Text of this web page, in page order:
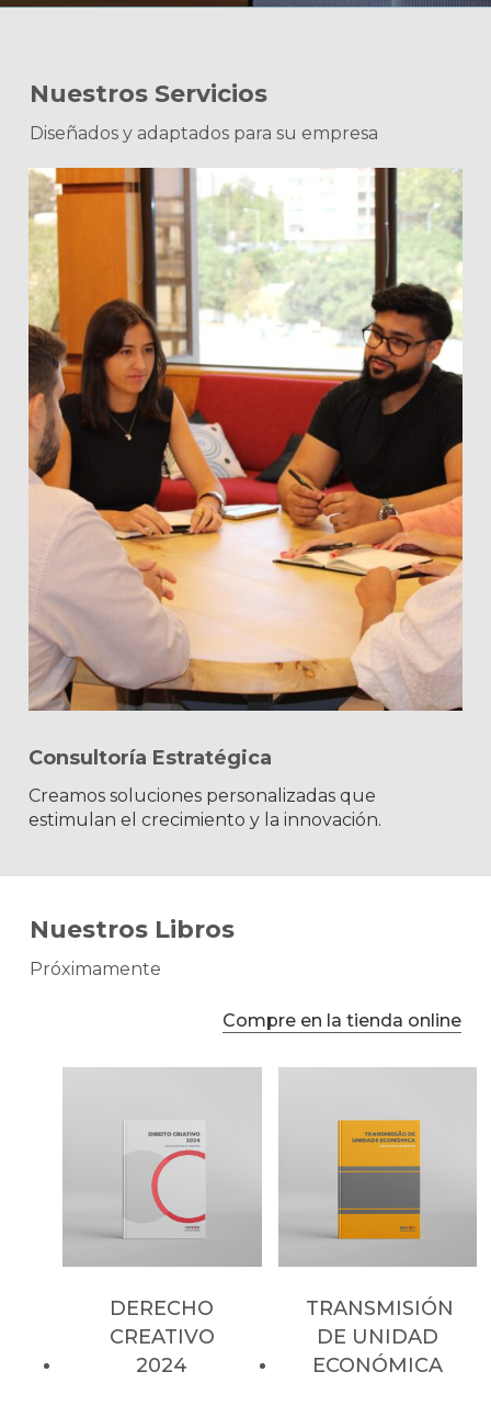
Nuestros Servicios
Diseñados y adaptados para su empresa
Consultoría Estratégica
Creamos soluciones personalizadas que
estimulan el crecimiento y la innovación.
Learn
more
Nuestros Libros
Próximamente
Compre en la tienda online
DERECHO
CREATIVO
2024
TRANSMISIÓN
DE UNIDAD
ECONÓMICA